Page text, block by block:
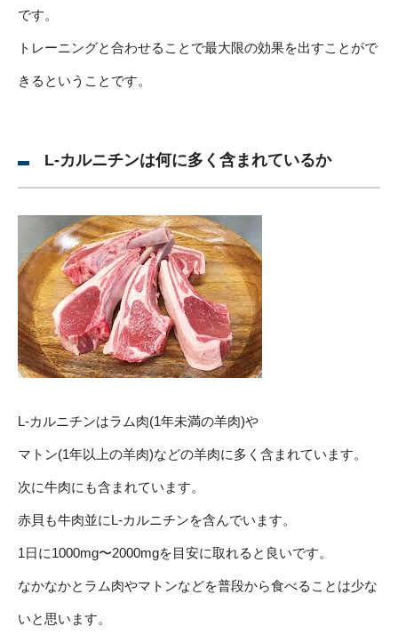
です。
トレーニングと合わせることで最大限の効果を出すことがで
きるということです。
L-カルニチンは何に多く含まれているか
L-カルニチンはラム肉(1年未満の羊肉)や
マトン(1年以上の羊肉)などの羊肉に多く含まれています。
次に牛肉にも含まれています。
赤貝も牛肉並にL-カルニチンを含んでいます。
1日に1000mg〜2000mgを目安に取れると良いです。
なかなかとラム肉やマトンなどを普段から食べることは少な
いと思います。